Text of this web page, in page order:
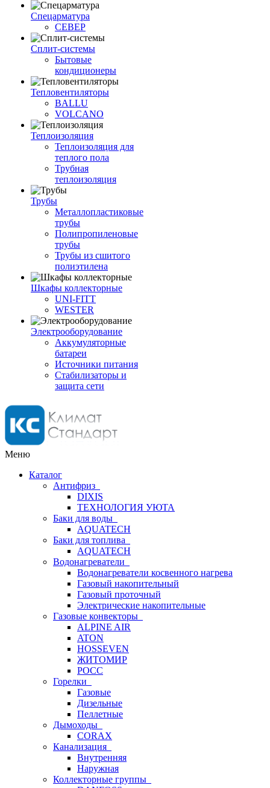
Спецарматура
СЕВЕР
Сплит-системы
Бытовые
кондиционеры
Тепловентиляторы
BALLU
VOLCANO
Теплоизоляция
Теплоизоляция для
теплого пола
Трубная
теплоизоляция
Трубы
Металлопластиковые
трубы
Полипропиленовые
трубы
Трубы из сшитого
полиэтилена
Шкафы коллекторные
UNI-FITT
WESTER
Электрооборудование
Аккумуляторные
батареи
Источники питания
Стабилизаторы и
защита сети
Меню
Каталог
Антифриз
DIXIS
ТЕХНОЛОГИЯ УЮТА
Баки для воды
AQUATECH
Баки для топлива
AQUATECH
Водонагреватели
Водонагреватели косвенного нагрева
Газовый накопительный
Газовый проточный
Электрические накопительные
Газовые конвекторы
ALPINE AIR
ATON
HOSSEVEN
ЖИТОМИР
РОСС
Горелки
Газовые
Дизельные
Пеллетные
Дымоходы
CORAX
Канализация
Внутренняя
Наружная
Коллекторные группы